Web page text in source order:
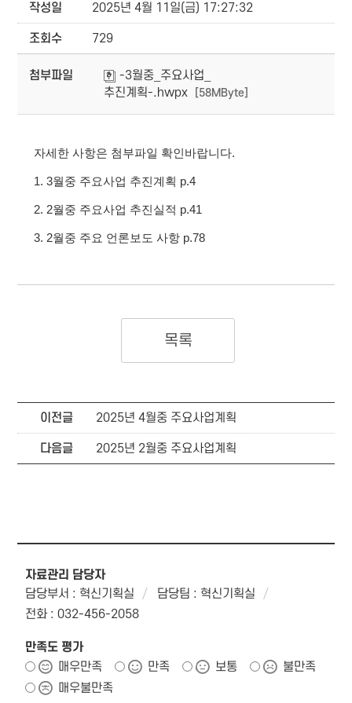
작성일 2025년 4월 11일(금) 17:27:32
조회수 729
첨부파일
-3월중_주요사업_
추진계획-.hwpx
[58MByte]
자세한 사항은 첨부파일 확인바랍니다.
1. 3월중 주요사업 추진계획 p.4
2. 2월중 주요사업 추진실적 p.41
3. 2월중 주요 언론보도 사항 p.78
목록
이전글 2025년 4월중 주요사업계획
다음글 2025년 2월중 주요사업계획
자료관리 담당자
담당부서 : 혁신기획실
담당팀 : 혁신기획실
전화 : 032-456-2058
만족도 평가
매우만족
만족 보통
불만족
매우불만족